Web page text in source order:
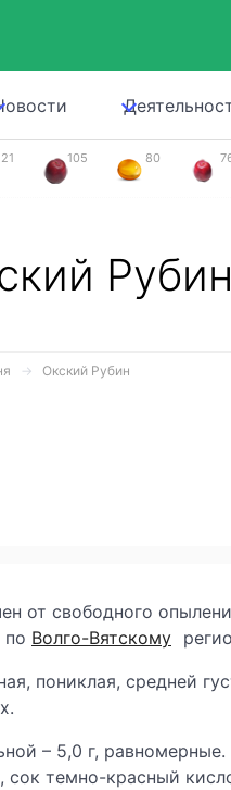
105 80
Рубин
Окский Рубин
от свободного
по Волго-Вятскому
пониклая, средней
– 5,0 г,
сок темно-красный